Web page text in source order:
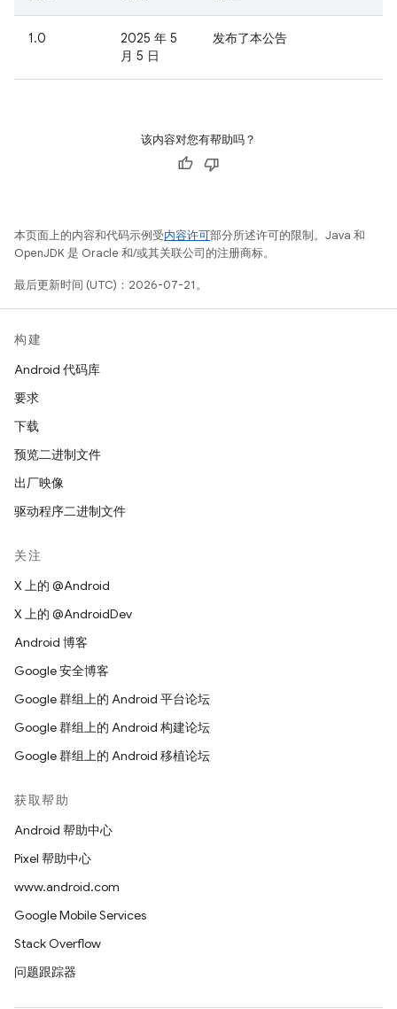
1.0
2025 年 5
月 5 日
发布了本公告
该内容对您有帮助吗？
本页面上的内容和代码示例受内容许可部分所述许可的限制。Java 和
OpenJDK 是 Oracle 和/或其关联公司的注册商标。
最后更新时间 (UTC)：2026-07-21。
构建
Android 代码库
要求
下载
预览二进制文件
出厂映像
驱动程序二进制文件
关注
X 上的 @Android
X 上的 @AndroidDev
Android 博客
Google 安全博客
Google 群组上的 Android 平台论坛
Google 群组上的 Android 构建论坛
Google 群组上的 Android 移植论坛
获取帮助
Android 帮助中心
Pixel 帮助中心
www.android.com
Google Mobile Services
Stack Overflow
问题跟踪器